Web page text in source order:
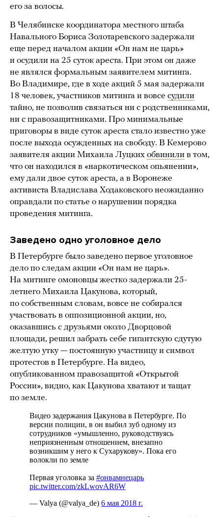
его за волосы.
В Челябинске координатора местного штаба
Навального Бориса Золотаревского задержали
еще перед началом акции «Он нам не царь»
и осудили на 25 суток ареста. При этом он даже
не являлся формальным заявителем митинга.
Во Владимире, где в ходе акций 5 мая задержали
18 человек, участников митинга и вовсе судили
тайно, не позволив связаться ни с родственниками,
ни с правозащитниками. Про минимальные
приговоры в виде суток ареста стало известно уже
после выхода осужденных на свободу. В Кемерово
заявителя акции Михаила Луцких обвинили в том,
что он находился в «наркотическом опьянении»,
ему дали двое суток ареста, а в Воронеже
активиста Владислава Ходаковского неожиданно
оправдали по статье о нарушении порядка
проведения митинга.
Заведено одно уголовное дело
В Петербурге было заведено первое уголовное
дело по следам акции «Он нам не царь».
На митинге омоновцы жестко задержали 25-
летнего Михаила Цакунова, который,
по собственным словам, вовсе не собирался
участвовать в оппозиционной акции, но,
оказавшись с друзьями около Дворцовой
площади, решил забрать себе гигантскую сдутую
желтую утку — постоянную участницу и символ
протестов в Петербурге. На видео,
опубликованном правозащитой «Открытой
России», видно, как Цакунова хватают и тащат
по земле.